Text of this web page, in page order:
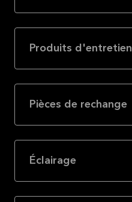
Produits d'entretien
Pièces de rechange
Éclairage